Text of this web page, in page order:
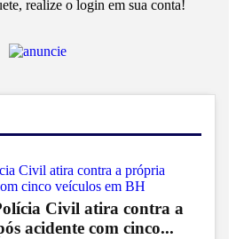
realize o login em sua conta!
Civil atira contra a
acidente com cinco...